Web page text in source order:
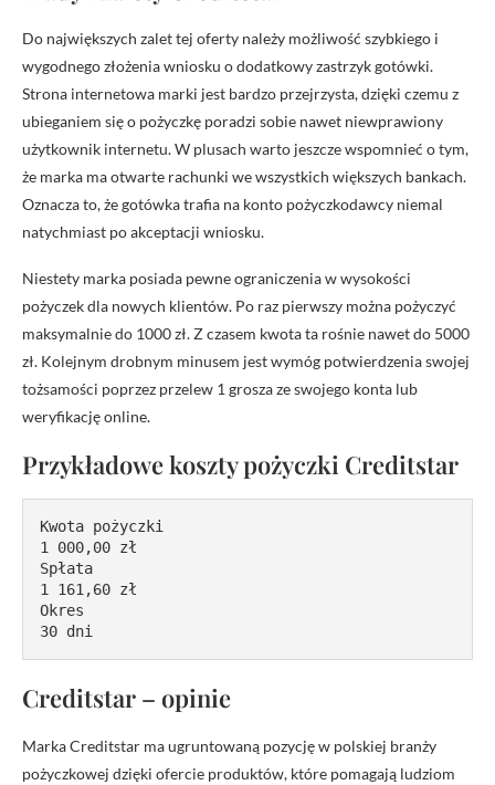
Do największych zalet tej oferty należy możliwość szybkiego i
wygodnego złożenia wniosku o dodatkowy zastrzyk gotówki.
Strona internetowa marki jest bardzo przejrzysta, dzięki czemu z
ubieganiem się o pożyczkę poradzi sobie nawet niewprawiony
użytkownik internetu. W plusach warto jeszcze wspomnieć o tym,
że marka ma otwarte rachunki we wszystkich większych bankach.
Oznacza to, że gotówka trafia na konto pożyczkodawcy niemal
natychmiast po akceptacji wniosku.
Niestety marka posiada pewne ograniczenia w wysokości
pożyczek dla nowych klientów. Po raz pierwszy można pożyczyć
maksymalnie do 1000 zł. Z czasem kwota ta rośnie nawet do 5000
zł. Kolejnym drobnym minusem jest wymóg potwierdzenia swojej
tożsamości poprzez przelew 1 grosza ze swojego konta lub
weryfikację online.
Przykładowe koszty pożyczki Creditstar
Kwota pożyczki
1 000,00 zł
Spłata
1 161,60 zł
Okres
30 dni
Creditstar – opinie
Marka Creditstar ma ugruntowaną pozycję w polskiej branży
pożyczkowej dzięki ofercie produktów, które pomagają ludziom